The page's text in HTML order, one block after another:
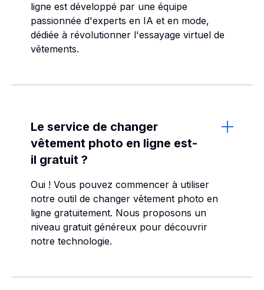
ligne est développé par une équipe
passionnée d'experts en IA et en mode,
dédiée à révolutionner l'essayage virtuel de
vêtements.
Le service de changer
vêtement photo en ligne est-
il gratuit ?
Oui ! Vous pouvez commencer à utiliser
notre outil de changer vêtement photo en
ligne gratuitement. Nous proposons un
niveau gratuit généreux pour découvrir
notre technologie.